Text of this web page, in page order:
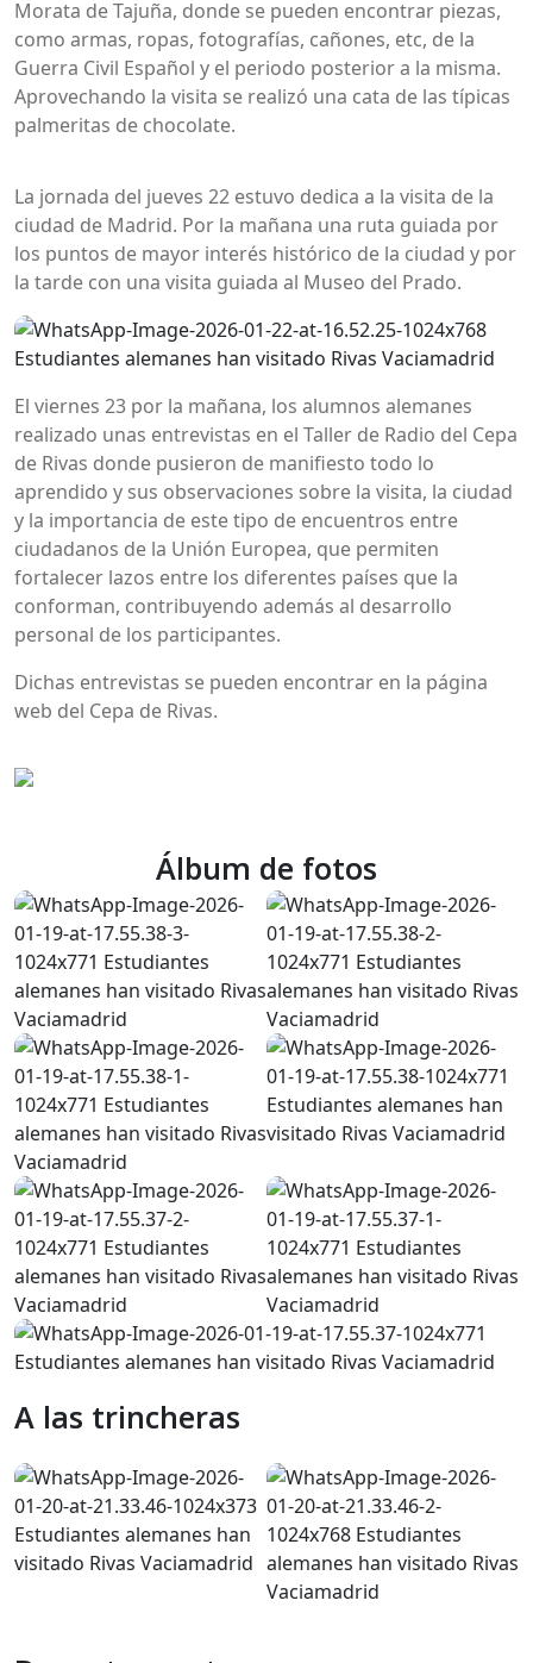
Morata de Tajuña, donde se pueden encontrar piezas,
como armas, ropas, fotografías, cañones, etc, de la
Guerra Civil Español y el periodo posterior a la misma.
Aprovechando la visita se realizó una cata de las típicas
palmeritas de chocolate.
La jornada del jueves 22 estuvo dedica a la visita de la
ciudad de Madrid. Por la mañana una ruta guiada por
los puntos de mayor interés histórico de la ciudad y por
la tarde con una visita guiada al Museo del Prado.
El viernes 23 por la mañana, los alumnos alemanes
realizado unas entrevistas en el Taller de Radio del Cepa
de Rivas donde pusieron de manifiesto todo lo
aprendido y sus observaciones sobre la visita, la ciudad
y la importancia de este tipo de encuentros entre
ciudadanos de la Unión Europea, que permiten
fortalecer lazos entre los diferentes países que la
conforman, contribuyendo además al desarrollo
personal de los participantes.
Dichas entrevistas se pueden encontrar en la página
web del Cepa de Rivas.
Álbum de fotos
A las trincheras